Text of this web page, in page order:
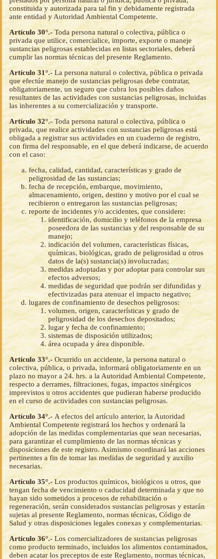
constituida y autorizada para tal fin y debidamente registrada
ante entidad y Autoridad Ambiental Competente.
Artículo 30°.- Toda persona natural o colectiva, pública o
privada que utilice, comercialice, importe, exporte o maneje
sustancias peligrosas establecidas en listas sectoriales, deberá
cumplir las normas técnicas del presente Reglamento.
Artículo 31°.- La persona natural o colectiva, pública o privada
que efectúe manejo de sustancias peligrosas debe contratar,
obligatoriamente, un seguro que cubra los posibles daños
resultantes de las actividades con sustancias peligrosas, incluidas
las inherentes a su comercialización y transporte.
Artículo 32°.- Toda persona natural o colectiva, pública o
privada, que realice actividades con sustancias peligrosas está
obligada a registrar sus actividades en un cuaderno de registro,
con firma del responsable, en el que deberá indicarse, de acuerdo
con el caso:
fecha, calidad, cantidad, características y grado de
peligrosidad de las sustancias;
fecha de recepción, embarque, movimiento,
almacenamiento, origen, destino y motivo por el cual se
recibieron o entregaron las sustancias peligrosas;
reporte de incidentes y/o accidentes, que considere:
identificación, domicilio y teléfonos de la empresa
poseedora de las sustancias y del responsable de su
manejo;
indicación del volumen, características físicas,
químicas, biológicas, grado de peligrosidad u otros
datos de la(s) sustancia(s) involucradas;
medidas adoptadas y por adoptar para controlar sus
efectos adversos;
medidas de seguridad que podrán ser difundidas y
efectivizadas para atenuar el impacto negativo;
lugares de confinamiento de desechos peligrosos:
volumen, origen, características y grado de
peligrosidad de los desechos depositados;
lugar y fecha de confinamiento;
sistemas de disposición utilizados;
área ocupada y área disponible.
Artículo 33°.- Ocurrido un accidente, la persona natural o
colectiva, pública, o privada, informará obligatoriamente en un
plazo no mayor a 24. hrs. a la Autoridad Ambiental Competente,
respecto a derrames, filtraciones, fugas, impactos sinérgicos
imprevistos u otros accidentes que pudieran haberse producido
en el curso de actividades con sustancias peligrosas.
Artículo 34°.- A efectos del artículo anterior, la Autoridad
Ambiental Competente registrará los hechos y ordenará la
adopción de las medidas complementarias que sean necesarias,
para garantizar el cumplimiento de las normas técnicas y
disposiciones de este registro. Asimismo coordinará las acciones
pertinentes a fin de tomar las medidas de seguridad y auxilio
necesarias.
Artículo 35°.- Los productos químicos, biológicos u otros, que
tengan fecha de vencimiento o caducidad determinada y que no
hayan sido sometidos a procesos de rehabilitación o
regeneración, serán considerados sustancias peligrosas y estarán
sujetas al presente Reglamento, normas técnicas, Código de
Salud y otras disposiciones legales conexas y complementarias.
Artículo 36°.- Los comercializadores de sustancias peligrosas
como producto terminado, incluidos los alimentos contaminados,
deben acatar los preceptos de este Reglamento, normas técnicas,